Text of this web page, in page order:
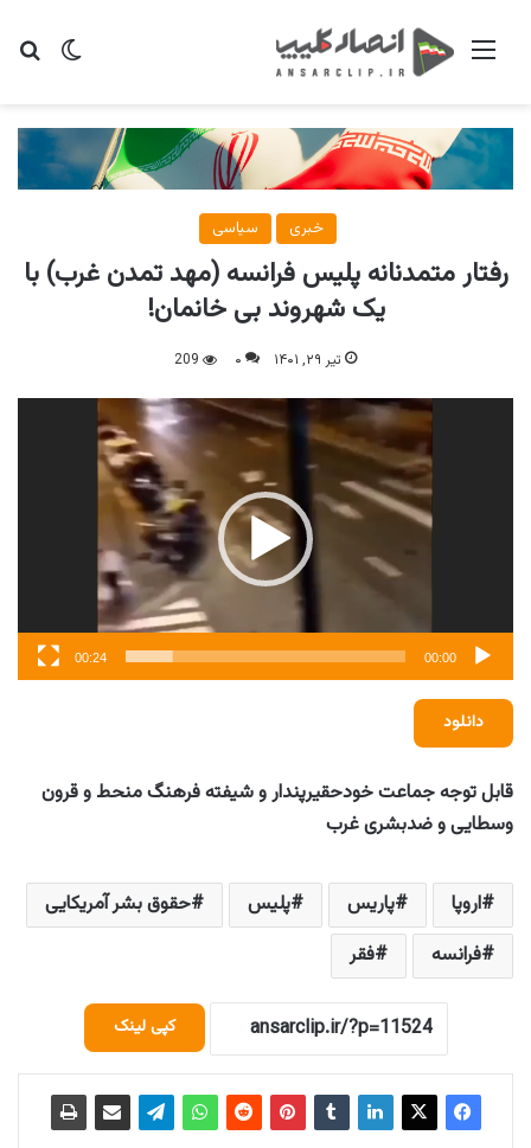
تغییر منو
خبری سیاسی
رفتار متمدنانه پلیس فرانسه (مهد تمدن غرب) با
یک شهروند بی خانمان!
تیر ۲۹, ۱۴۰۱ ۰ 209
نمایشگر
00:00
00:24
دانلود
قابل توجه جماعت خودحقیرپندار و شیفته فرهنگ منحط و قرون
وسطایی و ضدبشری غرب
اروپا پاریس پلیس
حقوق بشر آمریکایی
فرانسه
فقر
کپی لینک